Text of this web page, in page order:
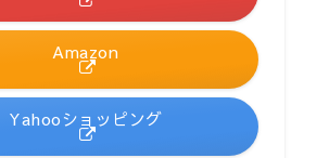
Amazon
Yahooショッピング